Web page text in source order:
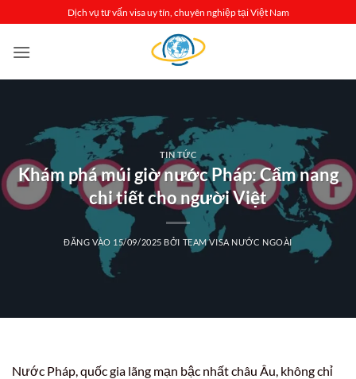
qua
nội
Dịch vụ tư vấn visa uy tín, chuyên nghiệp tại Việt Nam
TIN TỨC
Khám phá múi giờ nước Pháp: Cẩm nang
chi tiết cho người Việt
ĐĂNG VÀO 15/09/2025 BỞI TEAM VISA NƯỚC NGOÀI
Nước Pháp, quốc gia lãng mạn bậc nhất châu Âu, không chỉ